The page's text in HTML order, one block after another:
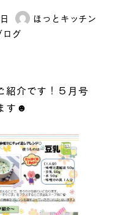
著
者
ほっとキッチン
ログ
紹介です！５月号
す☻